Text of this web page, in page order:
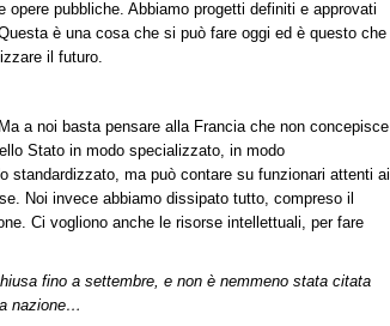
pubbliche. Abbiamo progetti definiti e approvati
è una cosa che si può fare oggi ed è questo che
il futuro.
a noi basta pensare alla Francia che non concepisce
Stato in modo specializzato, in modo
standardizzato, ma può contare su funzionari attenti ai
Noi invece abbiamo dissipato tutto, compreso il
Ci vogliono anche le risorse intellettuali, per fare
fino a settembre, e non è nemmeno stata citata
nazione…